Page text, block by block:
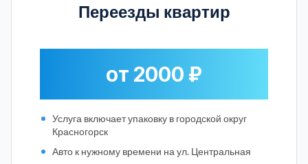
Переезды квартир
от 2000 ₽
Услуга включает упаковку в городской округ
Красногорск
Авто к нужному времени на ул. Центральная